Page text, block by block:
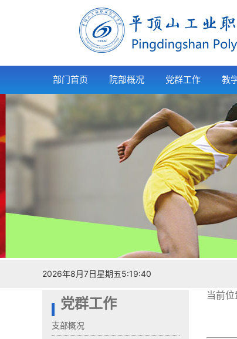
部门首页 院部概况 党群工作 教
2026年8月7日星期五5:19:41
党群工作
支部概况
当前位